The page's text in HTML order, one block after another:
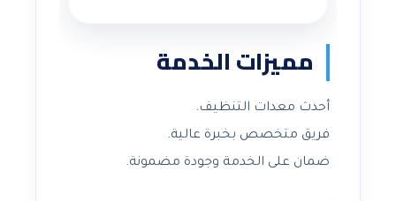
مميزات الخدمة
أحدث معدات التنظيف.
فريق متخصص بخبرة عالية.
ضمان على الخدمة وجودة مضمونة.